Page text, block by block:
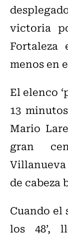
victoria
menos en
El elenco
13
Mario
gran
de cabeza
Cuando el
los 48’,